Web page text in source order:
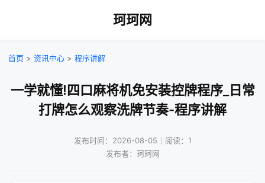
珂珂网
首页 > 资讯中心 > 程序讲解
一学就懂!四口麻将机免安装控牌程序_日常
打牌怎么观察洗牌节奏-程序讲解
发布时间：2026-08-05｜阅读：1
发布者：珂珂网